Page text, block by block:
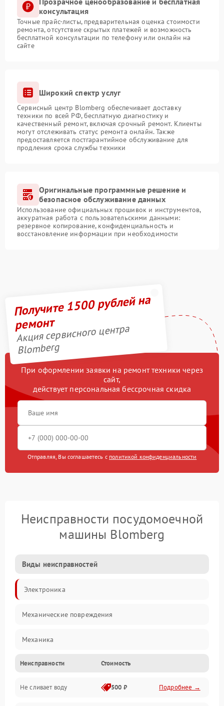
консультация
Точные прайс-листы, предварительная оценка стоимости
ремонта, отсутствие скрытых платежей и возможность
бесплатной консультации по телефону или онлайн на
сайте
Широкий спектр услуг
Сервисный центр Blomberg обеспечивает доставку
техники по всей РФ, бесплатную диагностику и
качественный ремонт, включая срочный ремонт. Клиенты
могут отслеживать статус ремонта онлайн. Также
предоставляется постгарантийное обслуживание для
продления срока службы техники
Оригинальные программные решение и
безопасное обслуживание данных
Использование официальных прошивок и инструментов,
аккуратная работа с пользовательскими данными:
резервное копирование, конфиденциальность и
восстановление информации при необходимости
Получите 1500 рублей на
ремонт
Акция сервисного центра
Blomberg
При оформлении заявки на ремонт техники через
сайт,
действует персональная бессрочная скидка
Отправляя, Вы соглашаетесь с политикой конфиденциальности
Неисправности посудомоечной
машины Blomberg
Виды неисправностей
Электроника
Механические повреждения
Механика
Управление
Электропитание
Неисправности Стоимость
Не сливает воду 500 ₽ Подробнее →